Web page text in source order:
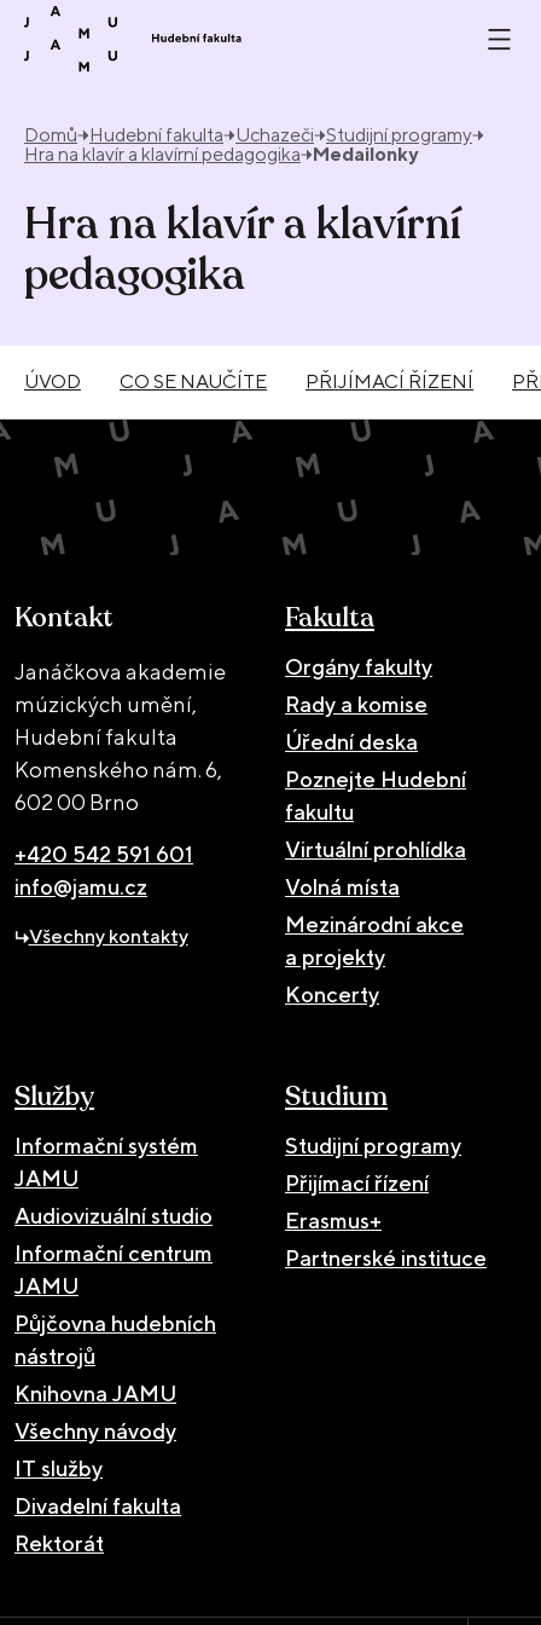
Přeskočit na obsah
Domů Hudební fakulta Uchazeči Studijní programy
Hra na klavír a klavírní pedagogika
Medailonky
Hra na klavír a klavírní
pedagogika
ÚVOD CO SE NAUČÍTE PŘIJÍMACÍ ŘÍZENÍ
Kontakt
Janáčkova akademie
múzických umění,
Hudební fakulta
Komenského nám. 6,
602 00 Brno
+420 542 591 601
info@jamu.cz
Všechny kontakty
Fakulta
Orgány fakulty
Rady a komise
Úřední deska
Poznejte Hudební
fakultu
Virtuální prohlídka
Volná místa
Mezinárodní akce
a projekty
Koncerty
Služby
Informační systém
JAMU
Audiovizuální studio
Informační centrum
JAMU
Půjčovna hudebních
nástrojů
Knihovna JAMU
Všechny návody
IT služby
Divadelní fakulta
Rektorát
Studium
Studijní programy
Přijímací řízení
Erasmus+
Partnerské instituce